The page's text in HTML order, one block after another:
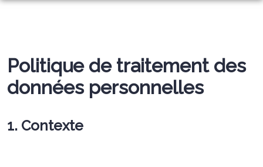
PRÉVOIR SES OBSÈQUES
MONUMENTS FUNÉRAIRES
SENS
VILLENEUVE-SUR-YONNE
BRAY-SUR-SEINE
CHAMBRES FUNERAIRES
VILLENEUVE-SUR-YONNE
PONT-SUR-YONNE
ESPACES HOMMAGES
NOTRE HISTOIRE
Politique de traitement des
données personnelles
1. Contexte